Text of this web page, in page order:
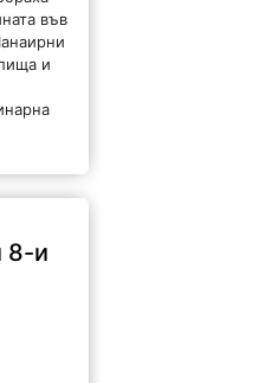
във
и
8-и